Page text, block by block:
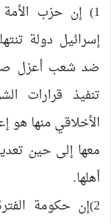
1) إن حزب
إسرائيل دولة
ضد شعب أعزل
تنفيذ قرارات
الأخلاقي منها هو
معها إلى حين
أهلها.
2)إن حكومة